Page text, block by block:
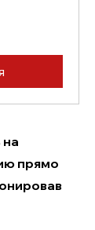
прямо